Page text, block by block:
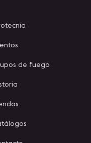
de fuego